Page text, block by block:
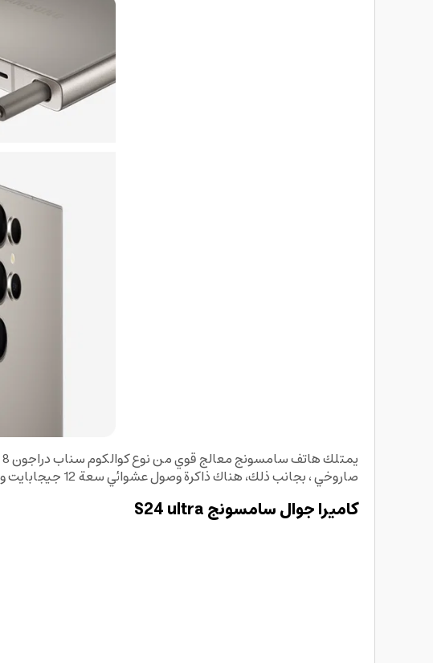
صاروخي ، بجانب ذلك، هناك ذاكرة وصول عشوائي سعة 12 جيجابايت و مساحة داخلية للتخزين يصل حجمها إلى 512 جيجابايت.
كاميرا جوال سامسونج S24 ultra